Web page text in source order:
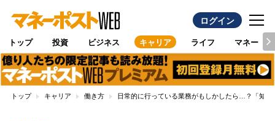
ログイン
トップ 投資 ビジネス キャリア ライフ マネー
トップ キャリア 働き方 日常的に行っている業務がもしかしたら…？「知